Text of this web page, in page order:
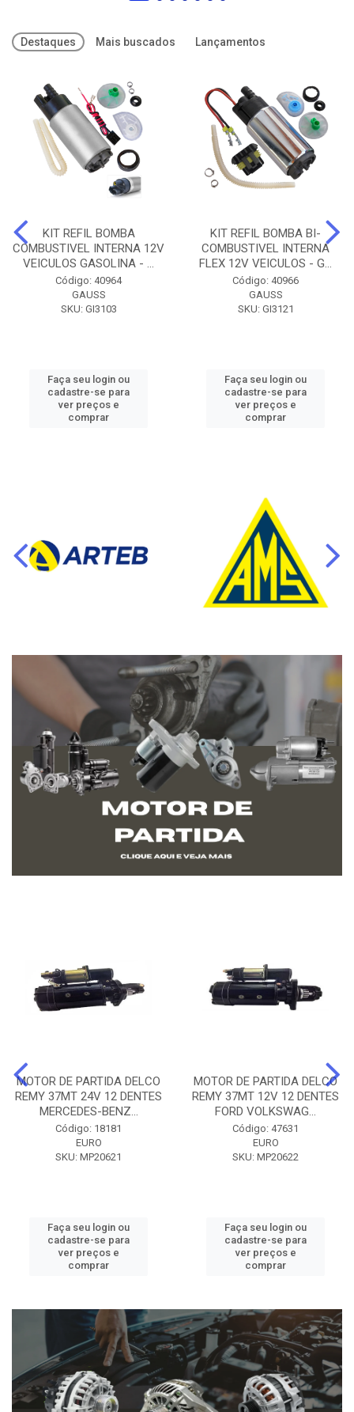
Destaques Mais buscados Lançamentos
KIT REFIL BOMBA
COMBUSTIVEL INTERNA 12V
VEICULOS GASOLINA - ...
Código: 40964
GAUSS
SKU: GI3103
Faça seu login ou
cadastre-se para
ver preços e
comprar
KIT REFIL BOMBA BI-
COMBUSTIVEL INTERNA
FLEX 12V VEICULOS - G...
Código: 40966
GAUSS
SKU: GI3121
Faça seu login ou
cadastre-se para
ver preços e
comprar
MOTOR DE PARTIDA DELCO
REMY 37MT 24V 12 DENTES
MERCEDES-BENZ...
Código: 18181
EURO
SKU: MP20621
Faça seu login ou
cadastre-se para
ver preços e
comprar
MOTOR DE PARTIDA DELCO
REMY 37MT 12V 12 DENTES
FORD VOLKSWAG...
Código: 47631
EURO
SKU: MP20622
Faça seu login ou
cadastre-se para
ver preços e
comprar